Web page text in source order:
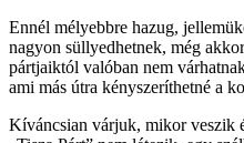
Ennél mélyebbre hazug,
nagyon süllyedhetnek, még
pártjaiktól valóban nem
ami más útra kényszeríthetné a
Kíváncsian várjuk, mikor veszik